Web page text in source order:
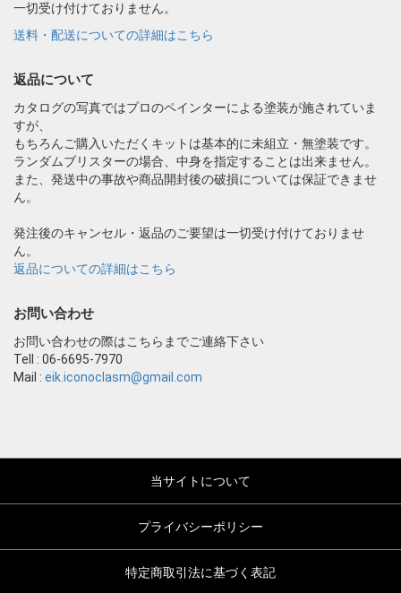
一切受け付けておりません。
送料・配送についての詳細はこちら
返品について
カタログの写真ではプロのペインターによる塗装が施されていま
すが、
もちろんご購入いただくキットは基本的に未組立・無塗装です。
ランダムブリスターの場合、中身を指定することは出来ません。
また、発送中の事故や商品開封後の破損については保証できませ
ん。
発注後のキャンセル・返品のご要望は一切受け付けておりませ
ん。
返品についての詳細はこちら
お問い合わせ
お問い合わせの際はこちらまでご連絡下さい
Tell : 06-6695-7970
Mail : eik.iconoclasm@gmail.com
当サイトについて
プライバシーポリシー
特定商取引法に基づく表記